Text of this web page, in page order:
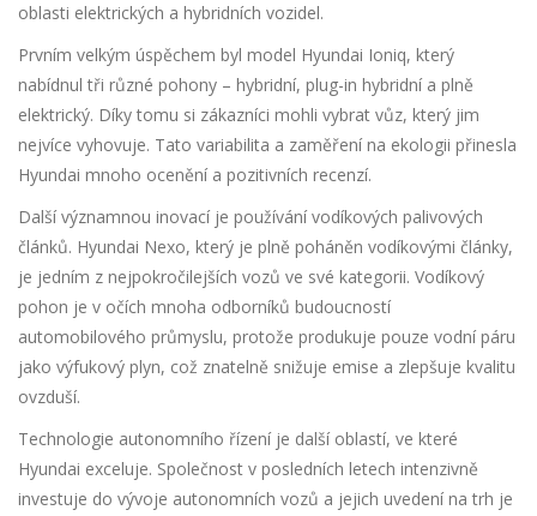
oblasti elektrických a hybridních vozidel.
Prvním velkým úspěchem byl model Hyundai Ioniq, který
nabídnul tři různé pohony – hybridní, plug-in hybridní a plně
elektrický. Díky tomu si zákazníci mohli vybrat vůz, který jim
nejvíce vyhovuje. Tato variabilita a zaměření na ekologii přinesla
Hyundai mnoho ocenění a pozitivních recenzí.
Další významnou inovací je používání vodíkových palivových
článků. Hyundai Nexo, který je plně poháněn vodíkovými články,
je jedním z nejpokročilejších vozů ve své kategorii. Vodíkový
pohon je v očích mnoha odborníků budoucností
automobilového průmyslu, protože produkuje pouze vodní páru
jako výfukový plyn, což znatelně snižuje emise a zlepšuje kvalitu
ovzduší.
Technologie autonomního řízení je další oblastí, ve které
Hyundai exceluje. Společnost v posledních letech intenzivně
investuje do vývoje autonomních vozů a jejich uvedení na trh je